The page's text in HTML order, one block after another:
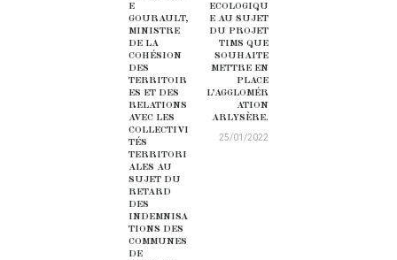
E
GOURAULT,
MINISTRE
DE LA
COHÉSION
DES
TERRITOIR
ES ET DES
RELATIONS
AVEC LES
COLLECTIVI
TÉS
TERRITORI
ALES AU
SUJET DU
RETARD
DES
INDEMNISA
TIONS DES
COMMUNES
DE
ECOLOGIQU
E AU SUJET
DU PROJET
TIMS QUE
SOUHAITE
METTRE EN
PLACE
L’AGGLOMÉR
ATION
ARLYSÈRE.
25/01/2022